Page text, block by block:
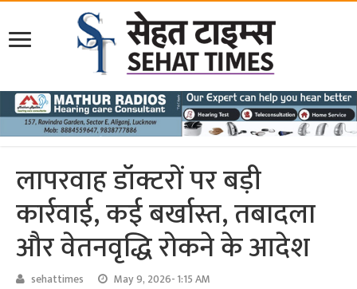
लापरवाह डॉक्टरों पर बड़ी
कार्रवाई, कई बर्खास्त, तबादला
और वेतनवृद्धि रोकने के आदेश
sehattimes May 9, 2026- 1:15 AM